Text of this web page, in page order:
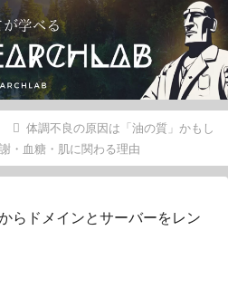
体調不良の原因は「油の質」かもし
・血糖・肌に関わる理由
らドメインとサーバーをレン